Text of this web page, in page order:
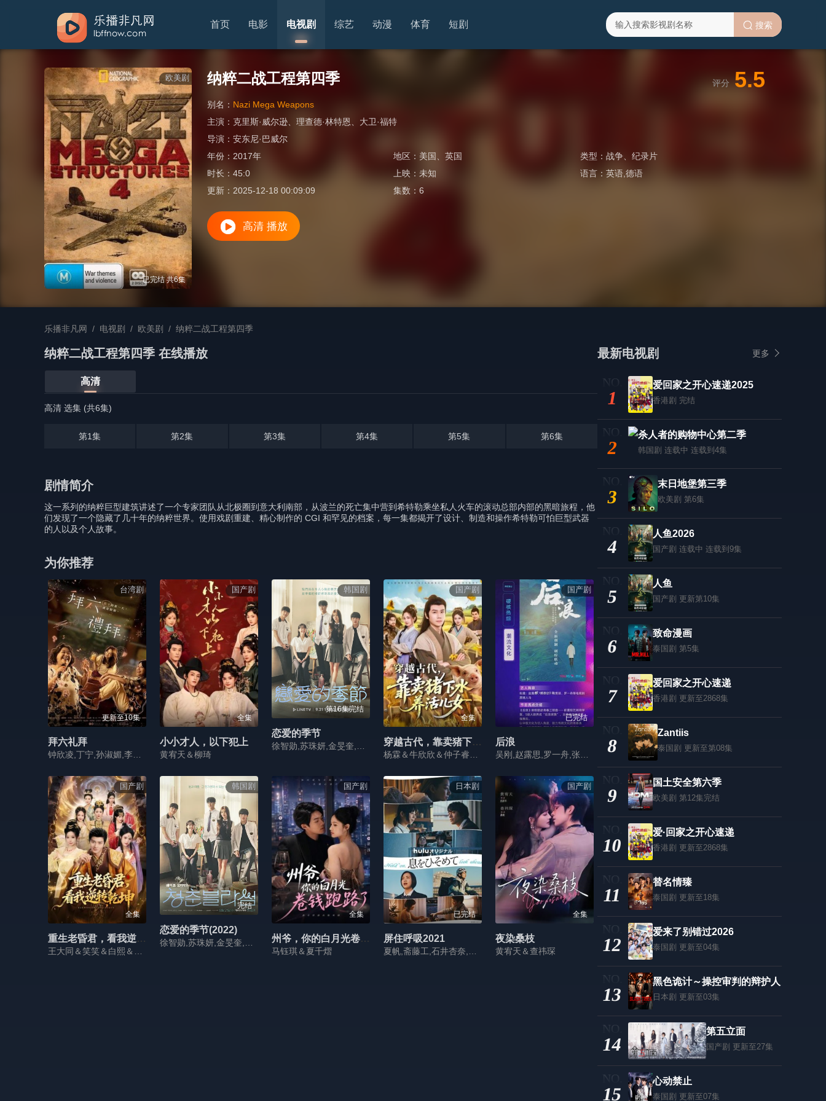
首页 电影 电视剧 综艺 动漫 体育 短剧 搜索
欧美剧
已完结 共6集
纳粹二战工程第四季
别名： Nazi Mega Weapons
主演： 克里斯·威尔逊 理查德·林特恩
大卫·福特
导演： 安东尼·巴威尔
年份： 2017年 地区： 美国 、英国 类型： 战争、 纪录片
时长： 45:0 上映：未知 语言： 英语,德语
更新： 2025-12-18 00:09:09 集数：6
评分 5.5
高清 播放
乐播非凡网 / 电视剧 / 欧美剧 / 纳粹二战工程第四季
纳粹二战工程第四季 在线播放
高清
高清 选集 (共6集)
第1集 第2集 第3集 第4集 第5集 第6集
剧情简介
这一系列的纳粹巨型建筑讲述了一个专家团队从北极圈到意大利南部，从波兰的死亡集中营到希特勒乘坐私人火车的滚动总部内部的黑暗旅程，他
们发现了一个隐藏了几十年的纳粹世界。使用戏剧重建、精心制作的 CGI 和罕见的档案，每一集都揭开了设计、制造和操作希特勒可怕巨型武器
的人以及个人故事。
为你推荐
台湾剧
更新至10集
拜六礼拜
国产剧
全集
小小才人，以下犯上
黄宥天＆柳琦
韩国剧
第16集完结
恋爱的季节
国产剧
全集
穿越古代，靠卖猪下水养活儿女
国产剧
已完结
后浪
国产剧
全集
重生老昏君，看我逆转乾坤
韩国剧
完结
恋爱的季节(2022)
国产剧
全集
州爷，你的白月光卷钱跑路了
马钰琪＆夏千熠
日本剧
已完结
屏住呼吸2021
国产剧
全集
夜染桑枝
黄宥天＆查祎琛
最新电视剧 更多
1
爱回家之开心速递2025
香港剧 完结
2
杀人者的购物中心第二季
韩国剧 连载中 连载到4集
3
末日地堡第三季
欧美剧 第6集
4
人鱼2026
国产剧 连载中 连载到9集
5
人鱼
国产剧 更新第10集
6
致命漫画
泰国剧 第5集
7
爱回家之开心速递
香港剧 更新至2868集
8
Zantiis
泰国剧 更新至第08集
9
国土安全第六季
欧美剧 第12集完结
10
爱·回家之开心速递
香港剧 更新至2868集
11
替名情臻
泰国剧 更新至18集
12
爱来了别错过2026
泰国剧 更新至04集
13
黑色诡计～操控审判的辩护人
日本剧 更新至03集
14
第五立面
国产剧 更新至27集
15
心动禁止
泰国剧 更新至07集